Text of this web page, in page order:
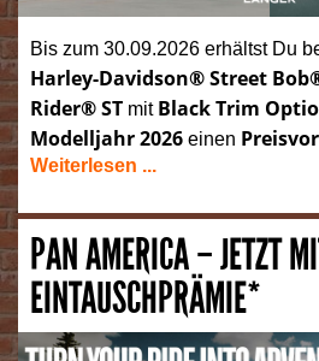
Bis zum 30.09.2026 erhältst Du
Harley-Davidson® Street
Rider® ST mit Black Trim
Modelljahr 2026 einen
Weiterlesen ...
PAN AMERICA – JETZT
EINTAUSCHPRÄMIE*